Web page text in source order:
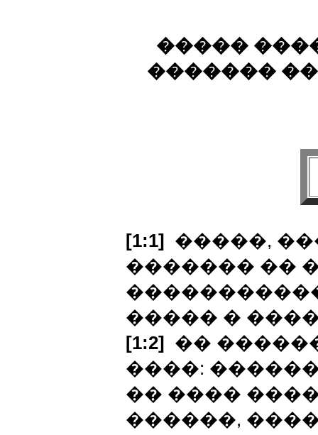
�����
�������
[1:1] �����,
������� ��
����� �
[1:2] ��
����:
�� ����
������,